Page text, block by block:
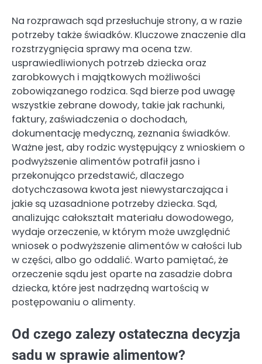
Na rozprawach sąd przesłuchuje strony, a w razie
potrzeby także świadków. Kluczowe znaczenie dla
rozstrzygnięcia sprawy ma ocena tzw.
usprawiedliwionych potrzeb dziecka oraz
zarobkowych i majątkowych możliwości
zobowiązanego rodzica. Sąd bierze pod uwagę
wszystkie zebrane dowody, takie jak rachunki,
faktury, zaświadczenia o dochodach,
dokumentację medyczną, zeznania świadków.
Ważne jest, aby rodzic występujący z wnioskiem o
podwyższenie alimentów potrafił jasno i
przekonująco przedstawić, dlaczego
dotychczasowa kwota jest niewystarczająca i
jakie są uzasadnione potrzeby dziecka. Sąd,
analizując całokształt materiału dowodowego,
wydaje orzeczenie, w którym może uwzględnić
wniosek o podwyższenie alimentów w całości lub
w części, albo go oddalić. Warto pamiętać, że
orzeczenie sądu jest oparte na zasadzie dobra
dziecka, które jest nadrzędną wartością w
postępowaniu o alimenty.
Od czego zalezy ostateczna decyzja
sadu w sprawie alimentow?